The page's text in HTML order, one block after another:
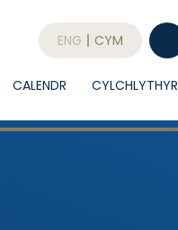
ENG CYM
CALENDR CYLCHLYTHYR